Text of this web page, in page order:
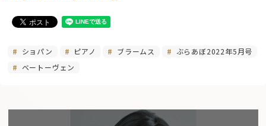
ショパン ピアノ ブラームス
ぶらあぼ2022年5月号
ベートーヴェン